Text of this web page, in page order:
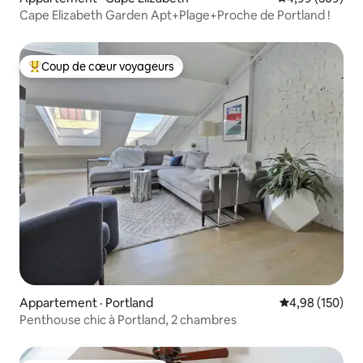
Cape Elizabeth Garden Apt+Plage+Proche de Portland !
Coup de cœur voyageurs parmi les plus aimés
Coup de cœur voyageurs
Appartement · Portland Note
4,98 (150)
Penthouse chic à Portland, 2 chambres